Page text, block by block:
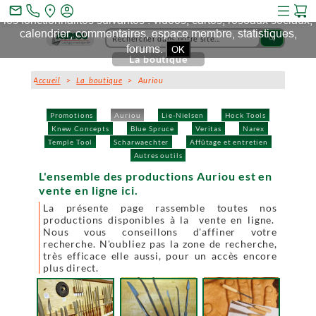
search
Promotions Auriou Lie-Nielsen
Hock Tools
Knew Concepts
Blue Spruce Veritas
Narex
Temple Tool
Scharwaechter
Affûtage et entretien
Autres outils
La boutique
Accueil >La boutique > Auriou
L'ensemble des productions Auriou est en
vente en ligne ici.
La présente page rassemble toutes nos
productions disponibles à la vente en ligne.
Nous vous conseillons d'affiner votre
recherche. N'oubliez pas la zone de recherche,
très efficace elle aussi, pour un accès encore
plus direct.
mail_outline
Ce site et des sites tiers qu'il utilise collectent des cookies pour
les fonctionnalités suivantes : vidéos, cartes, réseaux sociaux,
calendrier, commentaires, espace membre, statistiques,
forums. OK